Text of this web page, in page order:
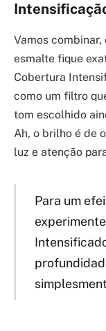
Vamos combinar,
esmalte fique
Cobertura
como um filtro
tom escolhido
Ah, o brilho é de
luz e atenção
Para um